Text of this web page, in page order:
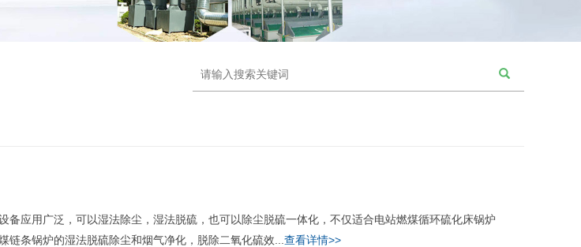
应用广泛，可以湿法除尘，湿法脱硫，也可以除尘脱硫一体化，不仅适合电站燃煤循环硫化床锅炉
链条锅炉的湿法脱硫除尘和烟气净化，脱除二氧化硫效... 查看详情>>